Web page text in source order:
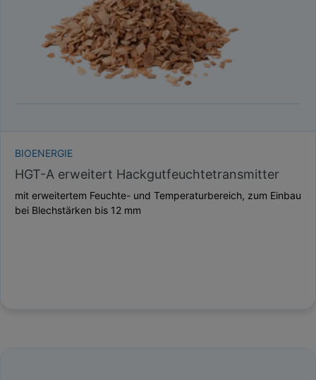
BIOENERGIE
HGT-A erweitert Hackgutfeuchtetransmitter
mit erweitertem Feuchte- und Temperaturbereich, zum Einbau
bei Blechstärken bis 12 mm